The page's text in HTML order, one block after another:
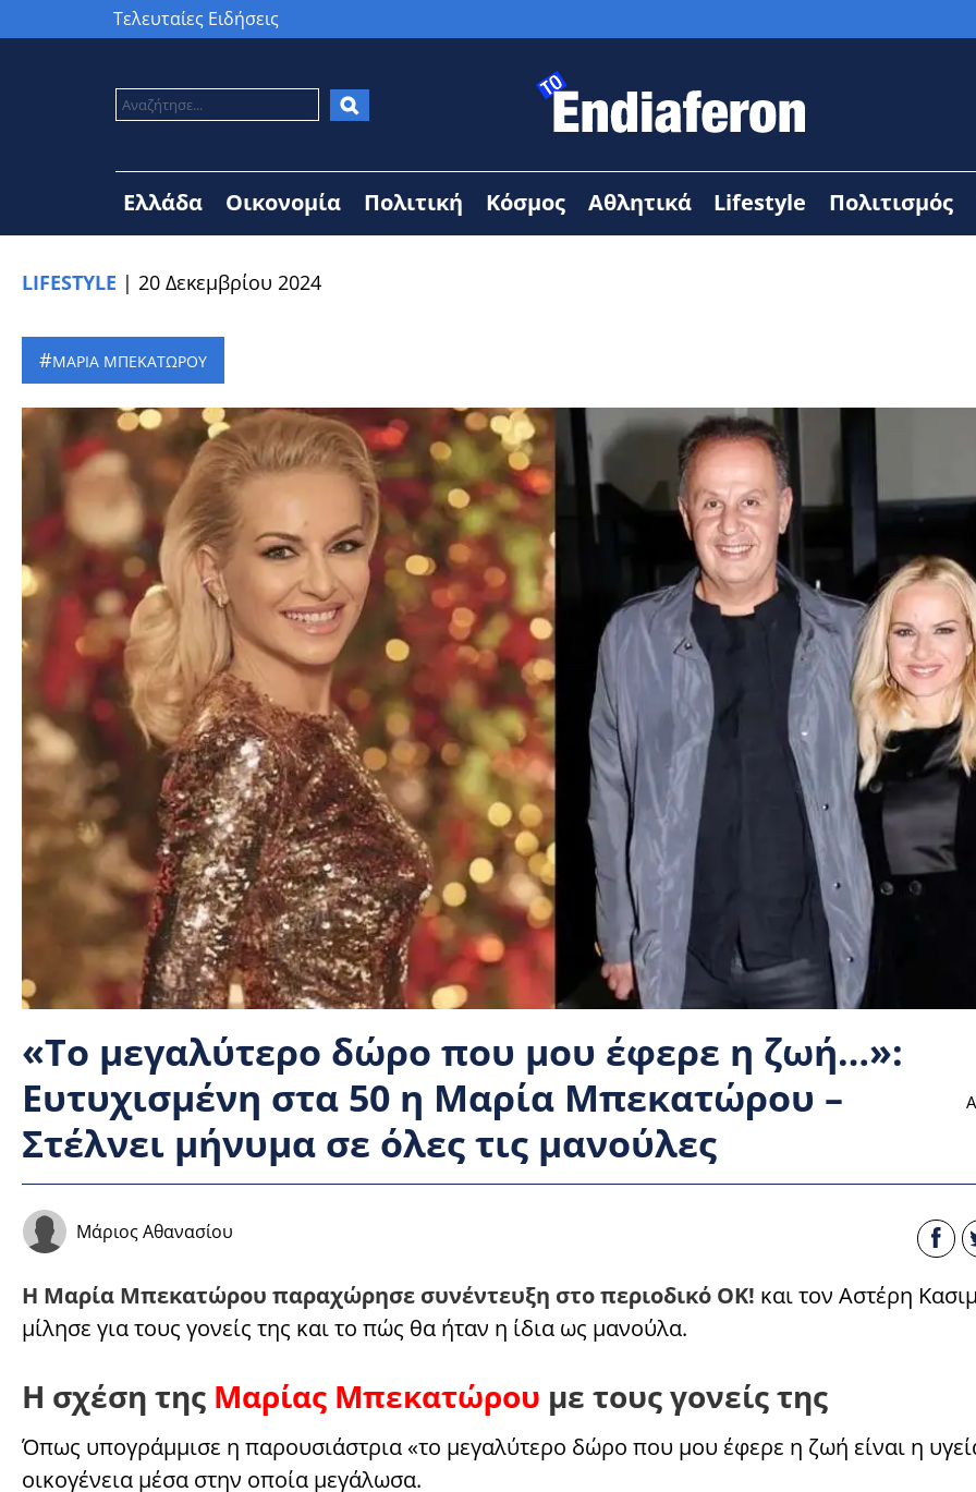
Τελευταίες Ειδήσεις
Ελλάδα Οικονομία Πολιτική Κόσμος Αθλητικά Lifestyle Πολιτισμός
LIFESTYLE | 20 Δεκεμβρίου 2024
ΜΑΡΙΑ ΜΠΕΚΑΤΩΡΟΥ
«Το μεγαλύτερο δώρο που μου έφερε η ζωή…»:
Ευτυχισμένη στα 50 η Μαρία Μπεκατώρου –
Στέλνει μήνυμα σε όλες τις μανούλες
Μάριος Αθανασίου
Η Μαρία Μπεκατώρου παραχώρησε συνέντευξη στο περιοδικό ΟΚ! και τον Αστέρη
μίλησε για τους γονείς της και το πώς θα ήταν η ίδια ως μανούλα.
Η σχέση της Μαρίας Μπεκατώρου με τους γονείς της
Όπως υπογράμμισε η παρουσιάστρια «το μεγαλύτερο δώρο που μου έφερε η ζωή είναι η
οικογένεια μέσα στην οποία μεγάλωσα.